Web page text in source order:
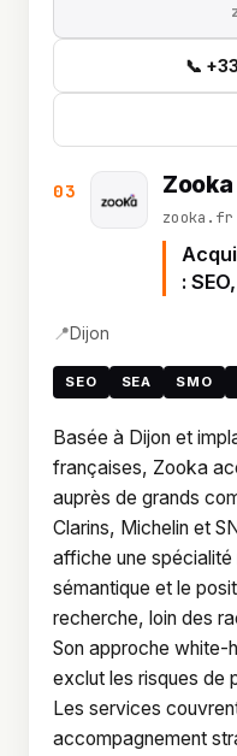
03 Zooka
zooka.fr
:
📍Dijon
SEO SEA SMO
Basée à Dijon et
françaises, Zooka
auprès de grands
Clarins, Michelin et
affiche une
sémantique et le
recherche, loin des
Son approche white-
exclut les risques de
Les services
accompagnement
📞